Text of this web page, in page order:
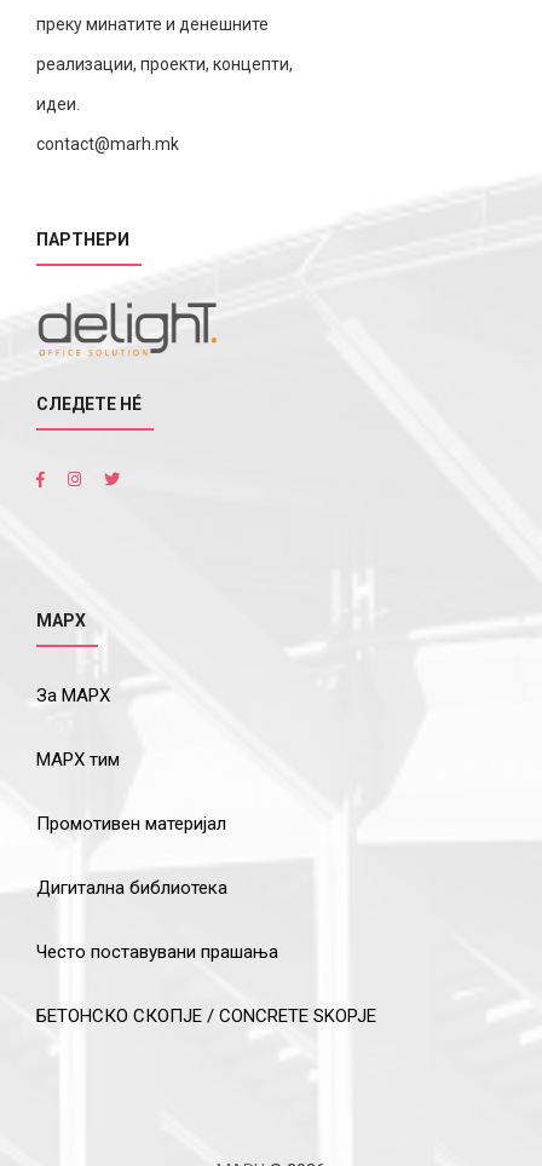
преку минатите и денешните
реализации, проекти, концепти,
идеи.
contact@marh.mk
ПАРТНЕРИ
СЛЕДЕТЕ НÉ
МАРХ
За МАРХ
МАРХ тим
Промотивен материјал
Дигитална библиотека
Често поставувани прашања
БЕТОНСКО СКОПЈЕ / CONCRETE SKOPJE